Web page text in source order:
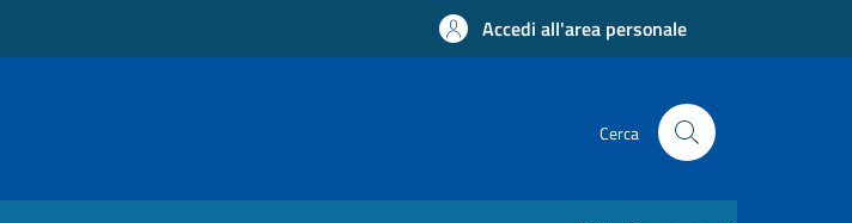
Accedi all'area personale
Cerca